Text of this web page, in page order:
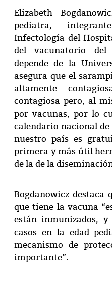
Elizabeth
pediatra,
Infectología del
del vacunatorio
depende de la
asegura que el
altamente
contagiosa pero, al
por vacunas, por lo
calendario nacional
nuestro país es
primera y más útil
de la de la
Bogdanowicz destaca
que tiene la vacuna
están inmunizados,
casos en la edad
mecanismo de
importante”.